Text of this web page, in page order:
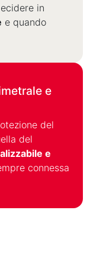
in
e quando
e
del
del
e
connessa